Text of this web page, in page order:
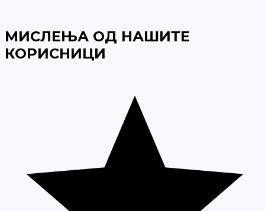
МИСЛЕЊА ОД НАШИТЕ
КОРИСНИЦИ